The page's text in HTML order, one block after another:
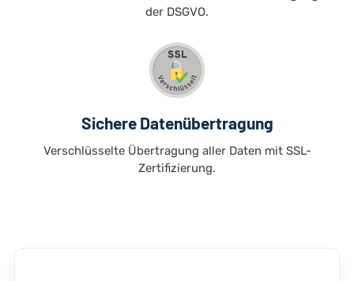
der DSGVO.
Sichere Datenübertragung
Verschlüsselte Übertragung aller Daten mit SSL-
Zertifizierung.